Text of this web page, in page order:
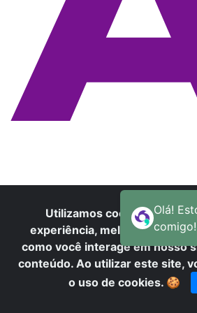
Utilizamos cookies para
experiência, melhorar o
como você interage em nosso
conteúdo. Ao utilizar este site,
o uso de cookies. 🍪